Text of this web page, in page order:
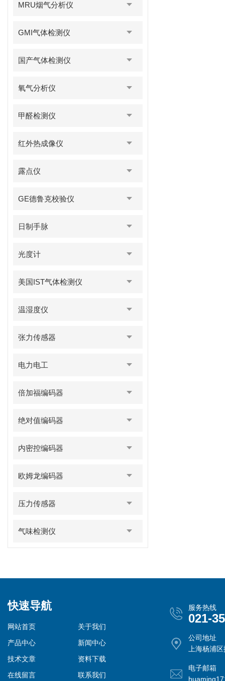
MRU烟气分析仪
GMI气体检测仪
国产气体检测仪
氧气分析仪
甲醛检测仪
红外热成像仪
露点仪
GE德鲁克校验仪
日制手脉
光度计
美国IST气体检测仪
温湿度仪
张力传感器
电力电工
倍加福编码器
绝对值编码器
内密控编码器
欧姆龙编码器
压力传感器
气味检测仪
快速导航
网站首页
关于我们
产品中心
新闻中心
技术文章
资料下载
在线留言
联系我们
服务热线
021-
公司地址
上海杨浦
电子邮箱